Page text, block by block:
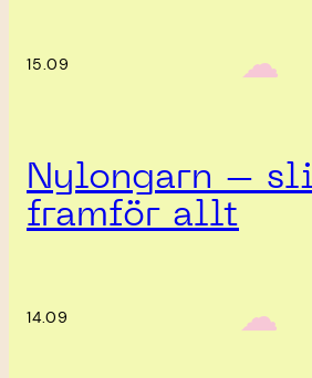
15.09 ‎ ‎‎ ☁︎‎‎
Nylongarn –
framför allt
14.09 ‎ ‎‎ ☁︎‎‎